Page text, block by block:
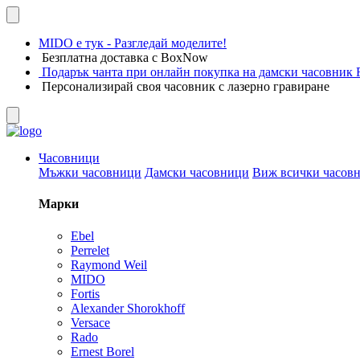
MIDO е тук - Разгледай моделите!
Безплатна доставка с BoxNow
Подарък чанта при онлайн покупка на дамски часовник
Персонализирай своя часовник с лазерно гравиране
Часовници
Мъжки часовници Дамски часовници Виж всички
Марки
Ebel
Perrelet
Raymond Weil
MIDO
Fortis
Alexander Shorokhoff
Versace
Rado
Ernest Borel